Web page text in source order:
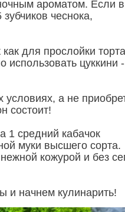
ароматом. Если
чеснока,
для прослойки торта
использовать цуккини -
а не
состоит!
1 средний кабачок
муки высшего сорта.
кожурой и без
и начнем кулинарить!